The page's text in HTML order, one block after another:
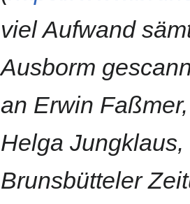
viel Aufwand
Ausborm
an Erwin
Helga
Brunsbütteler